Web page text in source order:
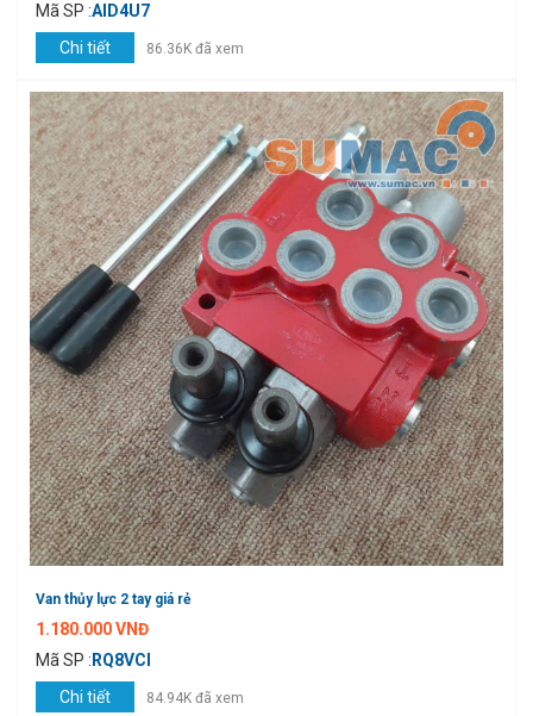
Mã SP :AID4U7
Chi tiết
86.36K đã xem
Van thủy lực 2 tay giá rẻ
1.180.000 VNĐ
Mã SP : RQ8VCI
Chi tiết
84.94K đã xem